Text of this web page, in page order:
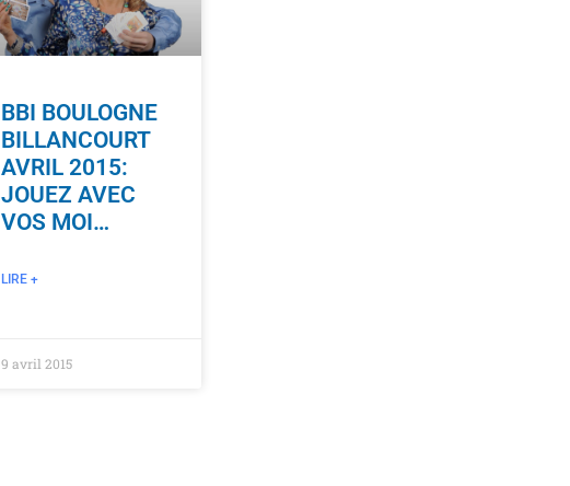
BBI BOULOGNE
BILLANCOURT
AVRIL 2015:
JOUEZ AVEC
VOS MOI…
LIRE +
9 avril 2015